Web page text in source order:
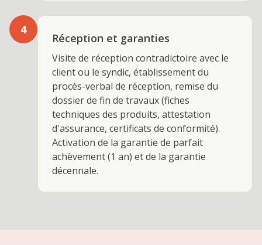
4
Réception et garanties
Visite de réception contradictoire avec le
client ou le syndic, établissement du
procès-verbal de réception, remise du
dossier de fin de travaux (fiches
techniques des produits, attestation
d'assurance, certificats de conformité).
Activation de la garantie de parfait
achèvement (1 an) et de la garantie
décennale.